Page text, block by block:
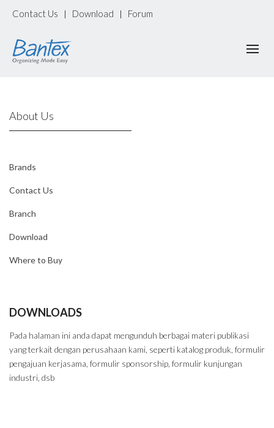
Contact Us | Download | Forum
About Us
Brands
Contact Us
Branch
Download
Where to Buy
DOWNLOADS
Pada halaman ini anda dapat mengunduh berbagai materi publikasi
yang terkait dengan perusahaan kami, seperti katalog produk, formulir
pengajuan kerjasama, formulir sponsorship, formulir kunjungan
industri, dsb